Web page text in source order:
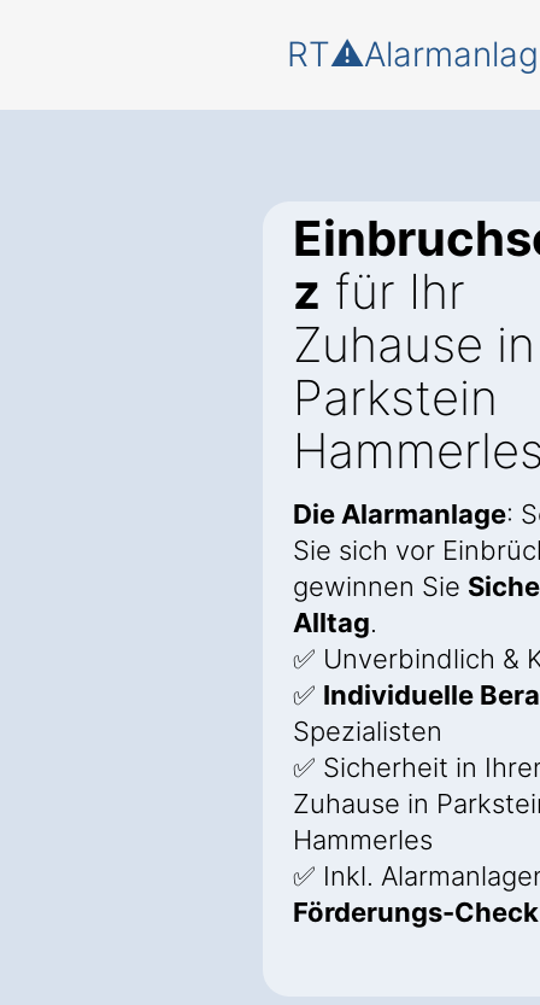
z für Ihr
Zuhause in
Parkstein
Die Alarmanlage:
Sie sich vor
gewinnen Sie
Alltag.
✅ Unverbindlich &
✅ Individuelle
Spezialisten
✅ Sicherheit in
Zuhause in
Hammerles
✅ Inkl.
Förderungs-Check